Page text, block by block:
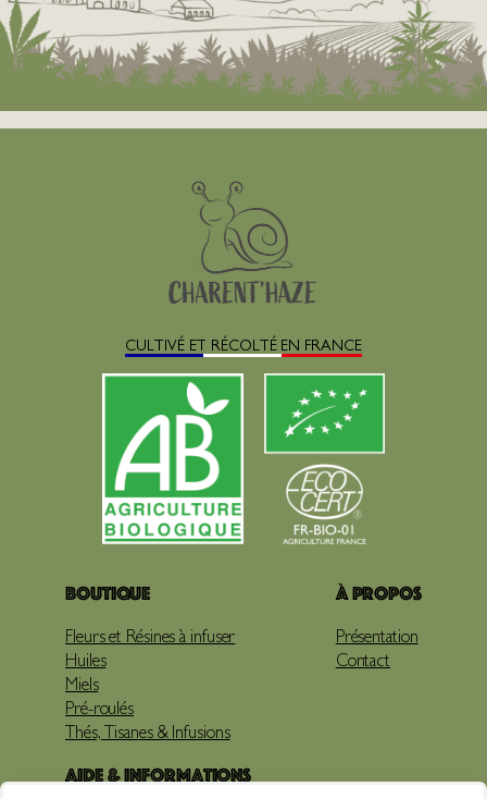
CULTIVÉ ET RÉCOLTÉ EN FRANCE
Boutique
Fleurs et Résines à infuser
Huiles
Miels
Pré-roulés
Thés, Tisanes & Infusions
À propos
Présentation
Contact
Aide & Informations